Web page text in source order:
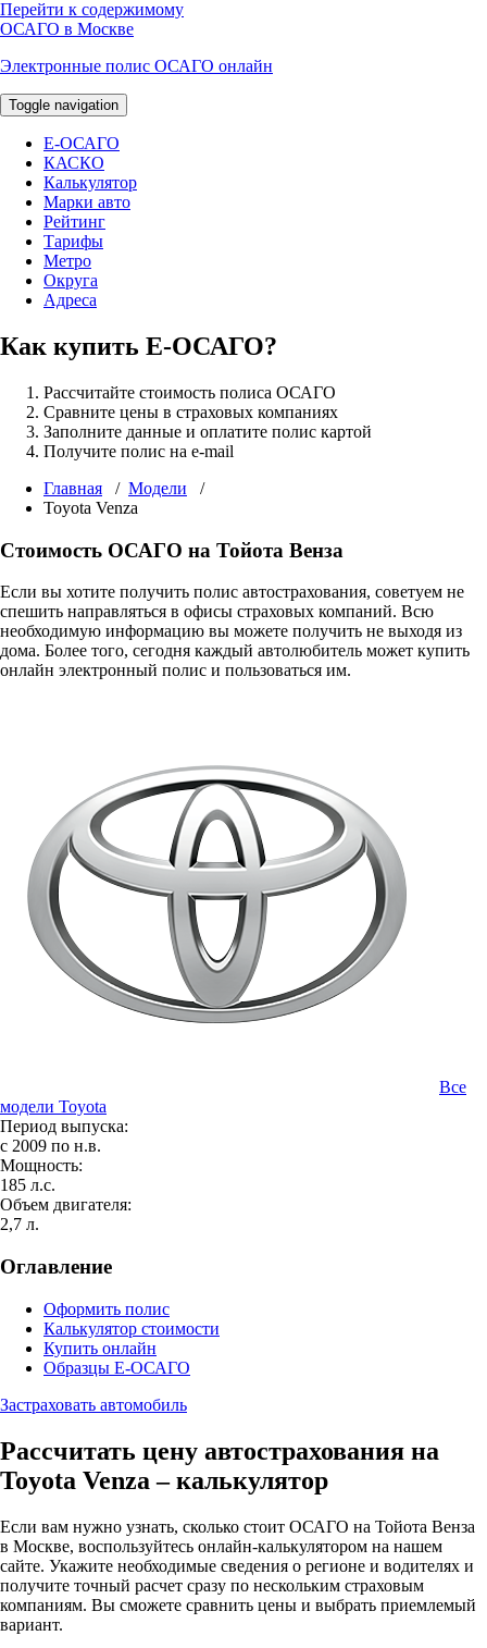
Перейти к содержимому
ОСАГО в Москве
Электронные полис ОСАГО онлайн
Toggle navigation
E-ОСАГО
КАСКО
Калькулятор
Марки авто
Рейтинг
Тарифы
Метро
Округа
Адреса
Как купить Е-ОСАГО?
Рассчитайте стоимость полиса ОСАГО
Сравните цены в страховых компаниях
Заполните данные и оплатите полис картой
Получите полис на e-mail
Главная / Модели /
Toyota Venza
Стоимость ОСАГО на Тойота Венза
Если вы хотите получить полис автострахования, советуем не
спешить направляться в офисы страховых компаний. Всю
необходимую информацию вы можете получить не выходя из
дома. Более того, сегодня каждый автолюбитель может купить
онлайн электронный полис и пользоваться им.
Все
модели Toyota
Период выпуска:
с 2009 по н.в.
Мощность:
185 л.с.
Объем двигателя:
2,7 л.
Оглавление
Оформить полис
Калькулятор стоимости
Купить онлайн
Образцы Е-ОСАГО
Застраховать автомобиль
Рассчитать цену автострахования на
Toyota Venza – калькулятор
Если вам нужно узнать, сколько стоит ОСАГО на Тойота Венза
в Москве, воспользуйтесь онлайн-калькулятором на нашем
сайте. Укажите необходимые сведения о регионе и водителях и
получите точный расчет сразу по нескольким страховым
компаниям. Вы сможете сравнить цены и выбрать приемлемый
вариант.